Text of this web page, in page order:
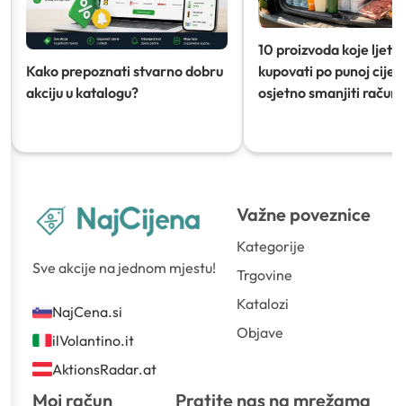
Kako prepoznati stvarno dobru
akciju u katalogu?
10 proizvoda koje ljeti
kupovati po punoj
osjetno smanjiti račun)
Sve akcije na jednom mjestu!
NajCena.si
ilVolantino.it
AktionsRadar.at
Važne poveznice
Kategorije
Trgovine
Katalozi
Objave
Moj račun Pratite nas na mrežama